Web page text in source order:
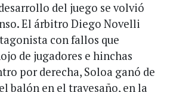
del juego se volvió
El árbitro Diego Novelli
con fallos que
de jugadores e hinchas
por derecha, Soloa ganó de
balón en el travesaño, en la